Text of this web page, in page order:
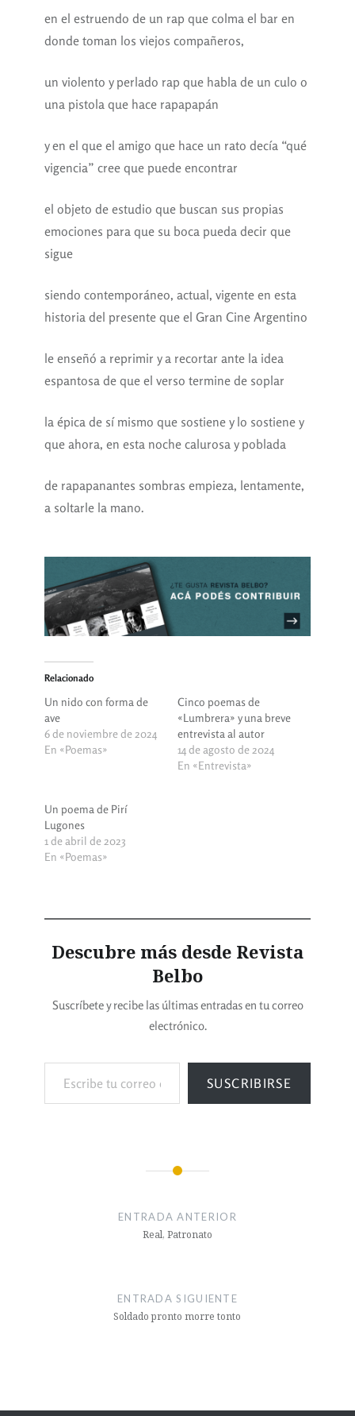
en el estruendo de un rap que colma el bar en
donde toman los viejos compañeros,
un violento y perlado rap que habla de un culo o
una pistola que hace rapapapán
y en el que el amigo que hace un rato decía “qué
vigencia” cree que puede encontrar
el objeto de estudio que buscan sus propias
emociones para que su boca pueda decir que
sigue
siendo contemporáneo, actual, vigente en esta
historia del presente que el Gran Cine Argentino
le enseñó a reprimir y a recortar ante la idea
espantosa de que el verso termine de soplar
la épica de sí mismo que sostiene y lo sostiene y
que ahora, en esta noche calurosa y poblada
de rapapanantes sombras empieza, lentamente,
a soltarle la mano.
Relacionado
Un nido con forma de
ave
6 de noviembre de 2024
En «Poemas»
Cinco poemas de
«Lumbrera» y una breve
entrevista al autor
14 de agosto de 2024
En «Entrevista»
Un poema de Pirí
Lugones
1 de abril de 2023
En «Poemas»
Descubre más desde Revista
Belbo
Suscríbete y recibe las últimas entradas en tu correo
electrónico.
SUSCRIBIRSE
ENTRADA ANTERIOR
Real, Patronato
ENTRADA SIGUIENTE
Soldado pronto morre tonto